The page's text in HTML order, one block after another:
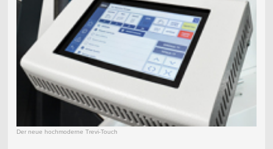
Der neue hochmoderne Trevi-Touch